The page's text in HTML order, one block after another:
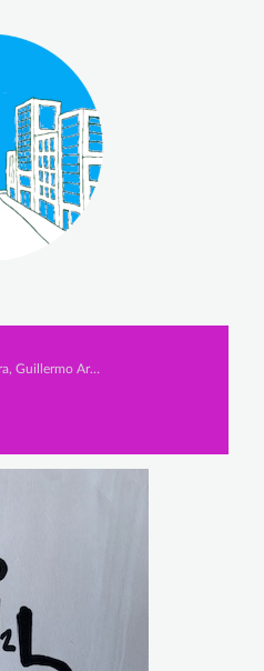
Secundaria, Javier de Ena Llobera, Guillermo Artola Rondón y Rodrigo Álvaro Lomo